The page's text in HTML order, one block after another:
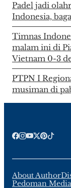
Padel jadi
Indonesia,
Timnas
malam ini di
Vietnam 0-3
PTPN I
musiman di
About Author
Pedoman